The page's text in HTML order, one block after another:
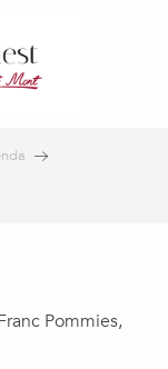
Pommies,